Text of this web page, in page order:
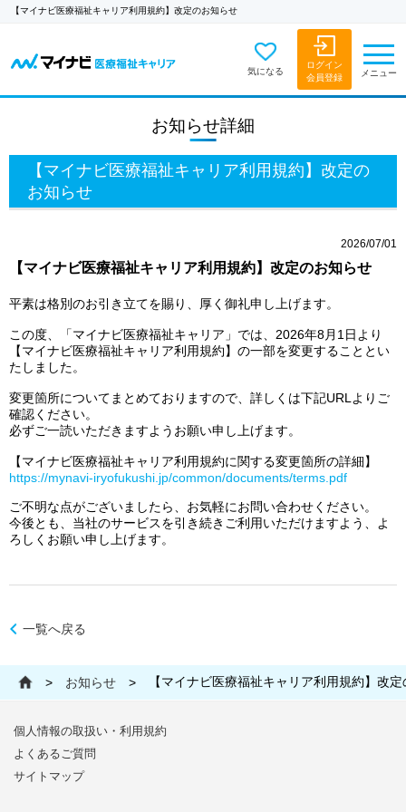
【マイナビ医療福祉キャリア利用規約】改定のお知らせ
気になる
ログイン
会員登録
メニュー
お知らせ詳細
【マイナビ医療福祉キャリア利用規約】改定の
お知らせ
2026/07/01
【マイナビ医療福祉キャリア利用規約】改定のお知らせ
平素は格別のお引き立てを賜り、厚く御礼申し上げます。
この度、「マイナビ医療福祉キャリア」では、2026年8月1日より
【マイナビ医療福祉キャリア利用規約】の一部を変更することとい
たしました。
変更箇所についてまとめておりますので、詳しくは下記URLよりご
確認ください。
必ずご一読いただきますようお願い申し上げます。
【マイナビ医療福祉キャリア利用規約に関する変更箇所の詳細】
https://mynavi-iryofukushi.jp/common/documents/terms.pdf
ご不明な点がございましたら、お気軽にお問い合わせください。
今後とも、当社のサービスを引き続きご利用いただけますよう、よ
ろしくお願い申し上げます。
一覧へ戻る
> お知らせ > 【マイナビ医療福祉キャリア利用規約】改
個人情報の取扱い・利用規約
よくあるご質問
サイトマップ